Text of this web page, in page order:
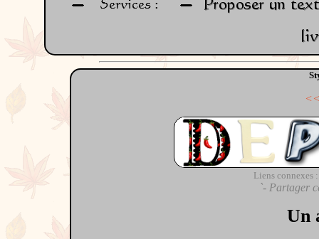
Liens connexes :
`- Partager
Un